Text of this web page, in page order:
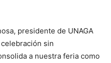
presidente de UNAGA
sin
a nuestra feria como